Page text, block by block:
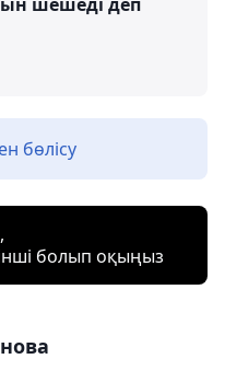
бөлісу
болып оқыңыз